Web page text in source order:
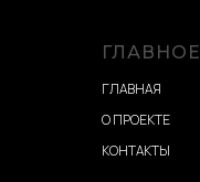
ГЛАВНОЕ
ГЛАВНАЯ
О ПРОЕКТЕ
КОНТАКТЫ